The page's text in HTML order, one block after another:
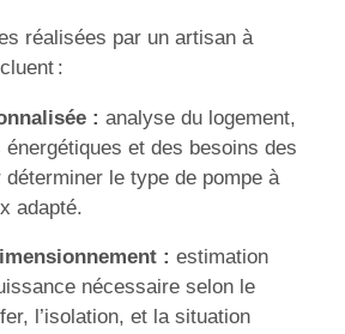
réalisées par un artisan à
:
: analyse du logement,
et des besoins des
le type de pompe à
adapté.
: estimation
nécessaire selon le
l’isolation, et la situation